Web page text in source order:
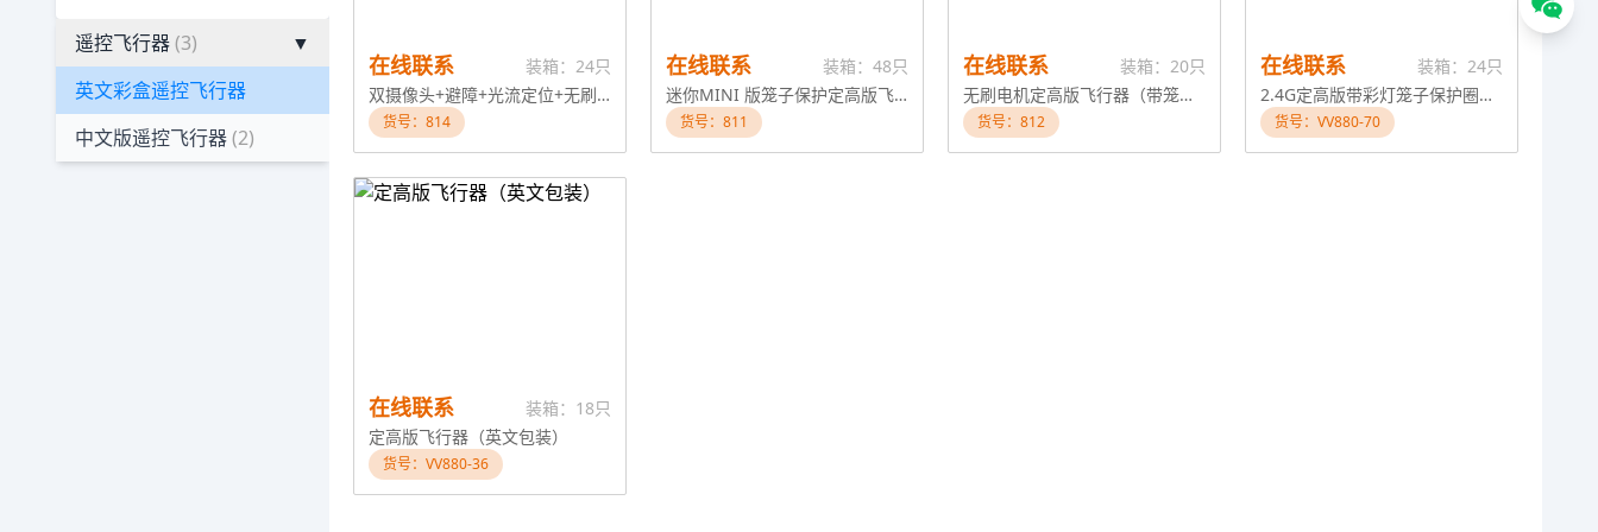
遥控飞行器(3)
▼
英文彩盒遥控飞行器
中文版遥控飞行器(2)
在线联系
装箱：24只
双摄像头+避障+光流定位+无刷电机+舵机电调+定高版飞行器
货号：814
在线联系
装箱：48只
迷你MINI 版笼子保护定高版飞行器
货号：811
在线联系
装箱：20只
无刷电机定高版飞行器（带笼子保护）
货号：812
在线联系
装箱：24只
2.4G定高版带彩灯笼子保护圈飞行器
货号：VV880-70
在线联系
装箱：18只
定高版飞行器（英文包装）
货号：VV880-36